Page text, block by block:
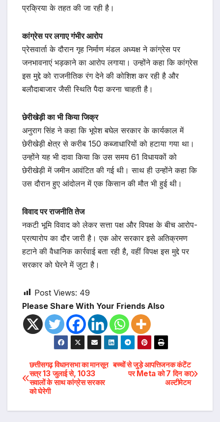
प्रक्रिया के तहत की जा रही है।
कांग्रेस पर लगाए गंभीर आरोप
प्रेसवार्ता के दौरान गृह निर्माण मंडल अध्यक्ष ने कांग्रेस पर
जनभावनाएं भड़काने का आरोप लगाया। उन्होंने कहा कि कांग्रेस
इस मुद्दे को राजनीतिक रंग देने की कोशिश कर रही है और
बलौदाबाजार जैसी स्थिति पैदा करना चाहती है।
छेरीखेड़ी का भी किया जिक्र
अनुराग सिंह ने कहा कि भूपेश बघेल सरकार के कार्यकाल में
छेरीखेड़ी क्षेत्र से करीब 150 कब्जाधारियों को हटाया गया था।
उन्होंने यह भी दावा किया कि उस समय 61 विधायकों को
छेरीखेड़ी में जमीन आवंटित की गई थी। साथ ही उन्होंने कहा कि
उस दौरान हुए आंदोलन में एक किसान की मौत भी हुई थी।
विवाद पर राजनीति तेज
नकटी भूमि विवाद को लेकर सत्ता पक्ष और विपक्ष के बीच आरोप-
प्रत्यारोप का दौर जारी है। एक ओर सरकार इसे अतिक्रमण
हटाने की वैधानिक कार्रवाई बता रही है, वहीं विपक्ष इस मुद्दे पर
सरकार को घेरने में जुटा है।
Post Views: 49
Please Share With Your Friends Also
Post
navigation
बच्चों से जुड़े आपत्तिजनक कंटेंट
पर Meta को 7 दिन का
अल्टीमेटम
छत्तीसगढ़ विधानसभा का मानसून
सत्र 13 जुलाई से, 1033
सवालों के साथ कांग्रेस सरकार
को घेरेगी